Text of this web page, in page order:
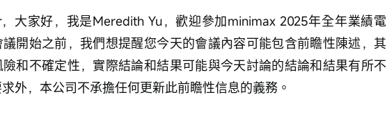
大家好，我是Meredith Yu，歡迎參加minimax 2025年全年業績電
開始之前，我們想提醒您今天的會議內容可能包含前瞻性陳述，其
和不確定性，實際結論和結果可能與今天討論的結論和結果有所不
外，本公司不承擔任何更新此前瞻性信息的義務。